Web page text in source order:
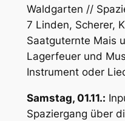
Waldgarten //
7 Linden, Scherer,
Saatguternte Mais
Lagerfeuer und
Instrument oder
Samstag, 01.11.:
Spaziergang über